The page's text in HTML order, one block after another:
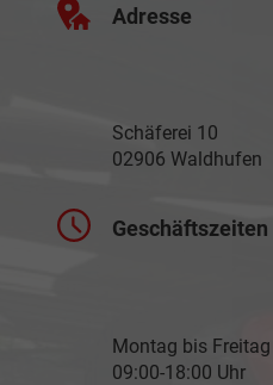
Adresse
Schäferei 10
02906 Waldhufen
Geschäftszeiten
Montag bis Freitag
09:00-18:00 Uhr